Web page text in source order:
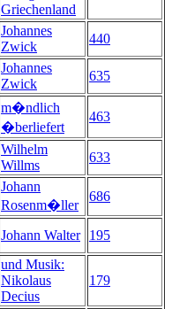
Griechenland
Johannes
Zwick
440
Johannes
Zwick
635
m�ndlich
�berliefert
463
Wilhelm
Willms
633
Johann
Rosenm�ller
686
Johann Walter 195
und Musik:
Nikolaus
Decius
179